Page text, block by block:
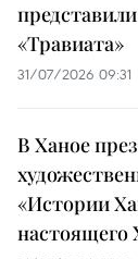
«Травиата»
31/07/2026 09:31
В Ханое
«Истории
настоящего